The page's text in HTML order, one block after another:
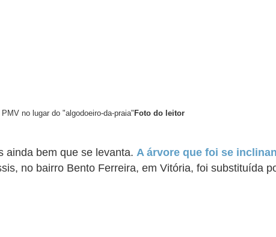
no lugar do "algodoeiro-da-praia" Foto do leitor
ainda bem que se levanta. A árvore que foi se
, no bairro Bento Ferreira, em Vitória, foi substituída